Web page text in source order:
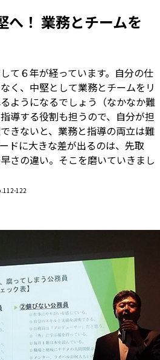
へ！ 業務とチームを
て６年が経っています。自分の仕
く、中堅として業務とチームをリ
ようになるでしょう（なかなか難
導する役割も担うので、自分が担
きないと、業務と指導の両立は難
ドに大きな差が出るのは、先取
さの違い。そこを磨いていきまし
122